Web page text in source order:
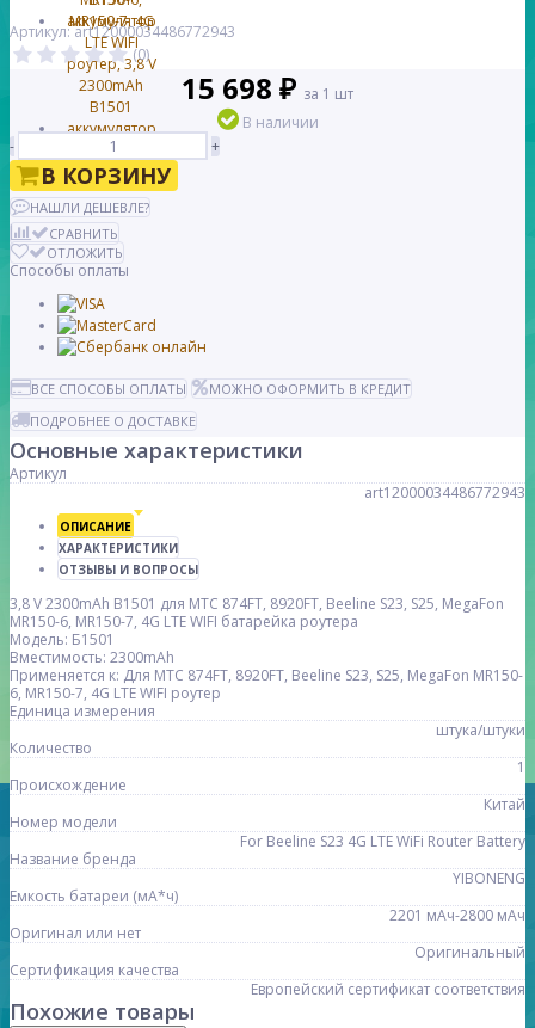
Артикул: art12000034486772943
(0)
15 698 ₽ за 1 шт
В наличии
-
+
В КОРЗИНУ
НАШЛИ ДЕШЕВЛЕ?
СРАВНИТЬ
ОТЛОЖИТЬ
Способы оплаты
ВСЕ СПОСОБЫ ОПЛАТЫ
МОЖНО ОФОРМИТЬ В КРЕДИТ
ПОДРОБНЕЕ О ДОСТАВКЕ
Основные характеристики
Артикул
art12000034486772943
ОПИСАНИЕ
ХАРАКТЕРИСТИКИ
ОТЗЫВЫ И ВОПРОСЫ
3,8 V 2300mAh B1501 для МТС 874FT, 8920FT, Beeline S23, S25, MegaFon
MR150-6, MR150-7, 4G LTE WIFI батарейка роутера
Модель: Б1501
Вместимость: 2300mAh
Применяется к: Для МТС 874FT, 8920FT, Beeline S23, S25, MegaFon MR150-
6, MR150-7, 4G LTE WIFI роутер
Единица измерения
штука/штуки
Количество
1
Происхождение
Китай
Номер модели
For Beeline S23 4G LTE WiFi Router Battery
Название бренда
YIBONENG
Емкость батареи (мА*ч)
2201 мАч-2800 мАч
Оригинал или нет
Оригинальный
Сертификация качества
Европейский сертификат соответствия
Похожие товары